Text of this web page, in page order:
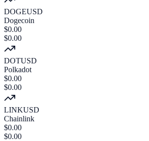
DOGEUSD
Dogecoin
$0.00
$0.00
DOTUSD
Polkadot
$0.00
$0.00
LINKUSD
Chainlink
$0.00
$0.00